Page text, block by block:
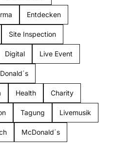
Entdecken
Site Inspection
Digital Live Event
Health Charity
Tagung Livemusik
McDonald´s